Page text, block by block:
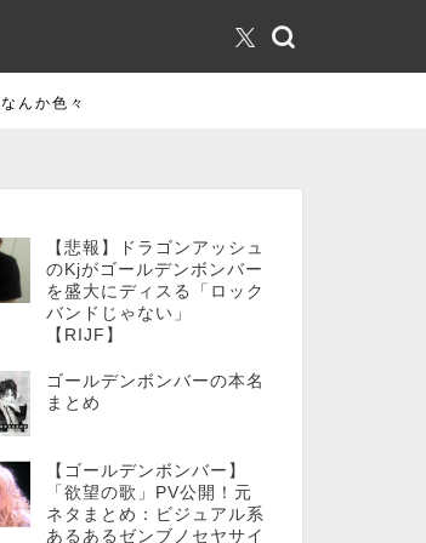
なんか色々
【悲報】ドラゴンアッシュ
のKjがゴールデンボンバー
を盛大にディスる「ロック
バンドじゃない」
【RIJF】
ゴールデンボンバーの本名
まとめ
【ゴールデンボンバー】
「欲望の歌」PV公開！元
ネタまとめ：ビジュアル系
あるあるゼンブノセヤサイ